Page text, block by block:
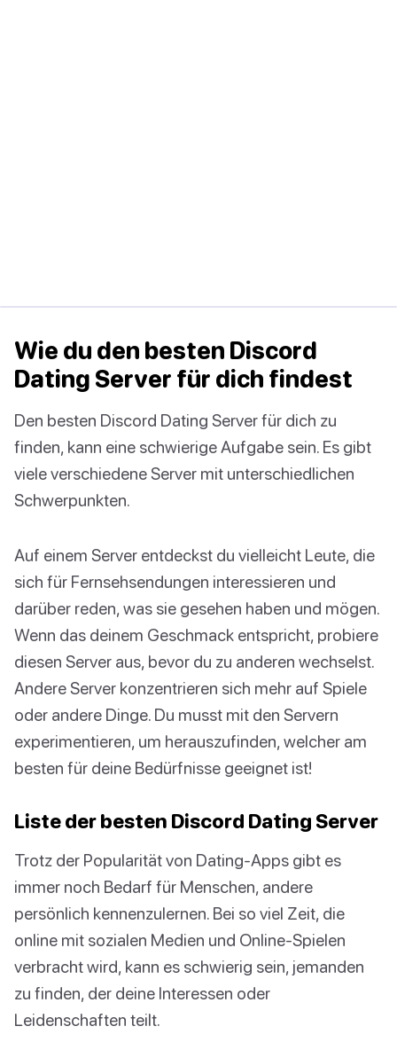
Wie du den besten Discord
Dating Server für dich findest
Den besten Discord Dating Server für dich zu
finden, kann eine schwierige Aufgabe sein. Es gibt
viele verschiedene Server mit unterschiedlichen
Schwerpunkten.
Auf einem Server entdeckst du vielleicht Leute, die
sich für Fernsehsendungen interessieren und
darüber reden, was sie gesehen haben und mögen.
Wenn das deinem Geschmack entspricht, probiere
diesen Server aus, bevor du zu anderen wechselst.
Andere Server konzentrieren sich mehr auf Spiele
oder andere Dinge. Du musst mit den Servern
experimentieren, um herauszufinden, welcher am
besten für deine Bedürfnisse geeignet ist!
Liste der besten Discord Dating Server
Trotz der Popularität von Dating-Apps gibt es
immer noch Bedarf für Menschen, andere
persönlich kennenzulernen. Bei so viel Zeit, die
online mit sozialen Medien und Online-Spielen
verbracht wird, kann es schwierig sein, jemanden
zu finden, der deine Interessen oder
Leidenschaften teilt.